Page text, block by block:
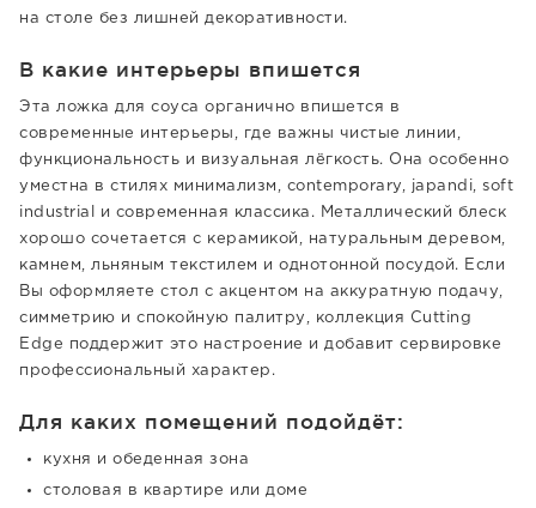
на столе без лишней декоративности.
В какие интерьеры впишется
Эта ложка для соуса органично впишется в
современные интерьеры, где важны чистые линии,
функциональность и визуальная лёгкость. Она особенно
уместна в стилях минимализм, contemporary, japandi, soft
industrial и современная классика. Металлический блеск
хорошо сочетается с керамикой, натуральным деревом,
камнем, льняным текстилем и однотонной посудой. Если
Вы оформляете стол с акцентом на аккуратную подачу,
симметрию и спокойную палитру, коллекция Cutting
Edge поддержит это настроение и добавит сервировке
профессиональный характер.
Для каких помещений подойдёт:
кухня и обеденная зона
столовая в квартире или доме